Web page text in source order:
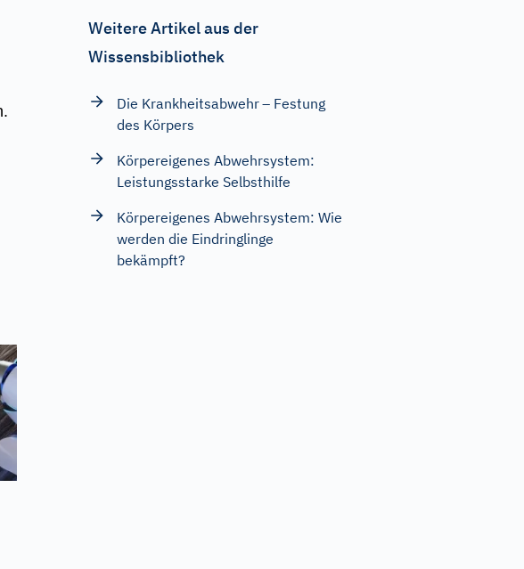
Weitere Artikel aus der
Wissensbibliothek
Die Krankheitsabwehr – Festung
des Körpers
Körpereigenes Abwehrsystem:
Leistungsstarke Selbsthilfe
Körpereigenes Abwehrsystem: Wie
werden die Eindringlinge
bekämpft?